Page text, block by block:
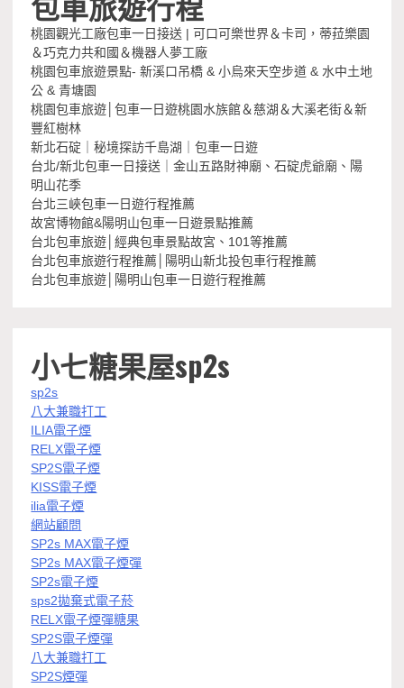
桃園觀光工廠包車一日接送 | 可口可樂世界＆卡司，蒂菈樂園
＆巧克力共和國＆機器人夢工廠
桃園包車旅遊景點- 新溪口吊橋 & 小烏來天空步道 & 水中土地
公 & 青塘園
桃園包車旅遊│包車一日遊桃園水族館＆慈湖＆大溪老街＆新
豐紅樹林
新北石碇｜秘境探訪千島湖｜包車一日遊
台北/新北包車一日接送｜金山五路財神廟、石碇虎爺廟、陽
明山花季
台北三峽包車一日遊行程推薦
故宮博物館&陽明山包車一日遊景點推薦
台北包車旅遊│經典包車景點故宮、101等推薦
台北包車旅遊行程推薦│陽明山新北投包車行程推薦
台北包車旅遊│陽明山包車一日遊行程推薦
小七糖果屋sp2s
sp2s
八大兼職打工
ILIA電子煙
RELX電子煙
SP2S電子煙
KISS電子煙
ilia電子煙
網站顧問
SP2s MAX電子煙
SP2s MAX電子煙彈
SP2s電子煙
sps2拋棄式電子菸
RELX電子煙彈糖果
SP2S電子煙彈
八大兼職打工
SP2S煙彈